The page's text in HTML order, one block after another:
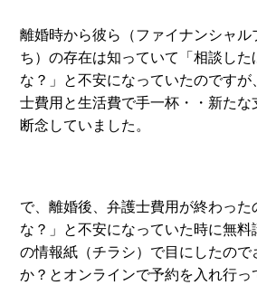
離婚時から彼ら（ファイナンシャル
ち）の存在は知っていて「相談し
な？」と不安になっていたのです
士費用と生活費で手一杯・・新たな
断念していました。
で、離婚後、弁護士費用が終わっ
な？」と不安になっていた時に無
の情報紙（チラシ）で目にしたの
か？とオンラインで予約を入れ行っ